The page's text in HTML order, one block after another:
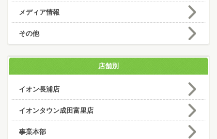
メディア情報
その他
店舗別
イオン長浦店
イオンタウン成田富里店
事業本部